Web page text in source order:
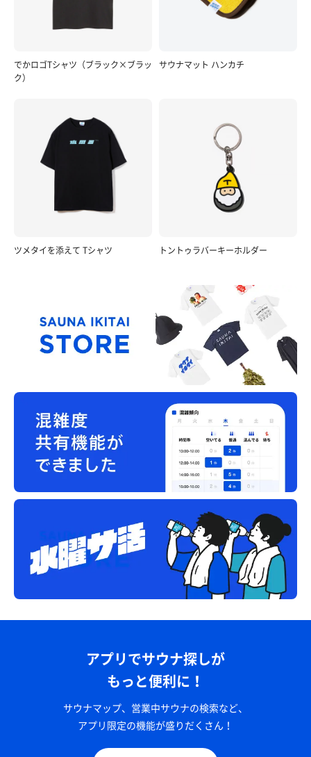
でかロゴTシャツ（ブラック×ブラッ
ク）
サウナマット ハンカチ
ツメタイを添えて Tシャツ トントゥラバーキーホルダー
アプリでサウナ探しが
もっと便利に！
サウナマップ、営業中サウナの検索など、
アプリ限定の機能が盛りだくさん！